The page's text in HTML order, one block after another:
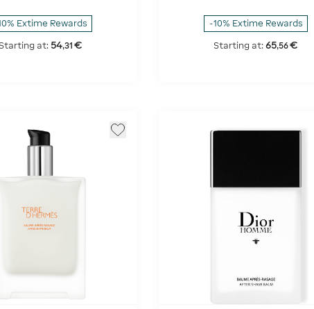
Extime Rewards
at: 54,31 €
-10% Extime Rewards
Starting at:65,56€